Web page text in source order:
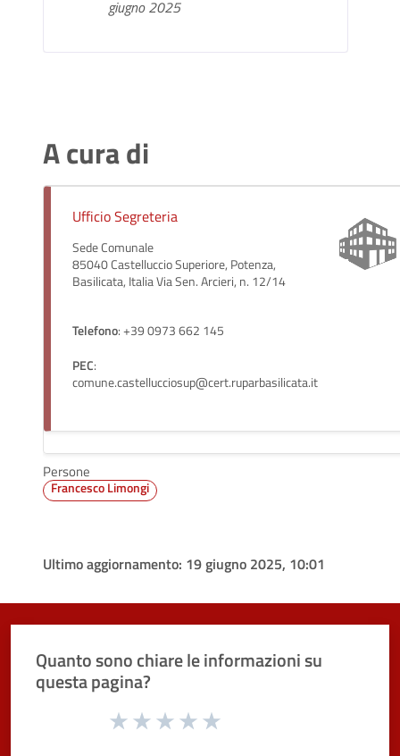
giugno 2025
A cura di
Ufficio Segreteria
Sede Comunale
85040 Castelluccio Superiore, Potenza,
Basilicata, Italia Via Sen. Arcieri, n. 12/14
Telefono: +39 0973 662 145
PEC:
comune.castellucciosup@cert.ruparbasilicata.it
Persone
Francesco Limongi
Ultimo aggiornamento: 19 giugno 2025, 10:01
Quanto sono chiare le informazioni su
questa pagina?
Valuta da 1 a 5 stelle la pagina